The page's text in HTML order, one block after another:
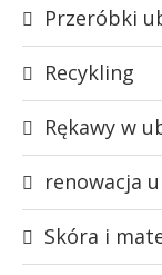
Przeróbki
Recykling
Rękawy w
renowacja
Skóra i